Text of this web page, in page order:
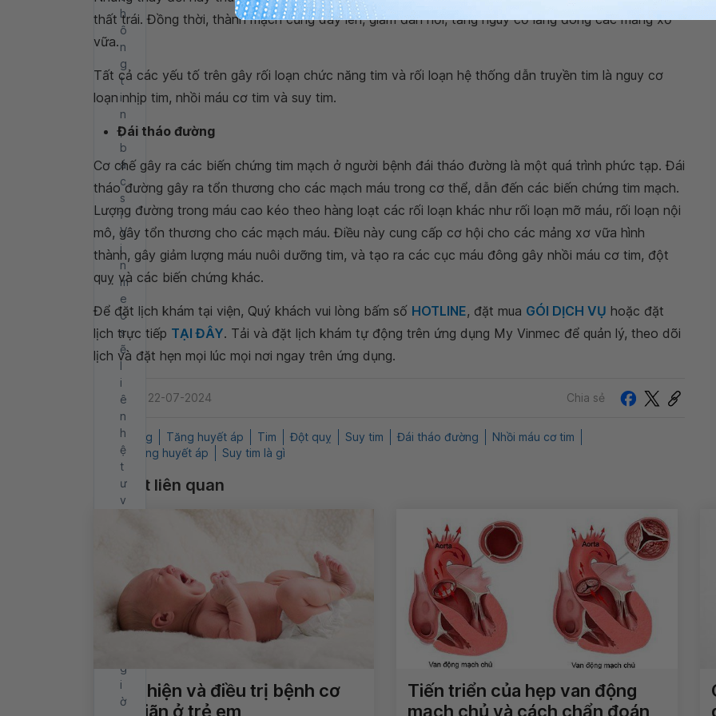
h
ô
n
g
t
i
n
,
b
á
c
s
ĩ
V
i
n
m
e
c
s
ẽ
l
i
ê
n
h
ệ
t
ư
v
o
n
2
g
i
ờ
thất trái. Đồng thời, thành mạch cũng dày lên, giảm đàn hồi, tăng nguy cơ lắng đong các mảng xơ
vữa.
Tất cả các yếu tố trên gây rối loạn chức năng tim và rối loạn hệ thống dẫn truyền tim là nguy cơ
loạn nhịp tim, nhồi máu cơ tim và suy tim.
Đái tháo đường
Cơ chế gây ra các biến chứng tim mạch ở người bệnh đái tháo đường là một quá trình phức tạp. Đái
tháo đường gây ra tổn thương cho các mạch máu trong cơ thể, dẫn đến các biến chứng tim mạch.
Lượng đường trong máu cao kéo theo hàng loạt các rối loạn khác như rối loạn mỡ máu, rối loạn nội
mô, gây tổn thương cho các mạch máu. Điều này cung cấp cơ hội cho các mảng xơ vữa hình
thành, gây giảm lượng máu nuôi dưỡng tim, và tạo ra các cục máu đông gây nhồi máu cơ tim, đột
quỵ và các biến chứng khác.
Để đặt lịch khám tại viện, Quý khách vui lòng bấm số HOTLINE, đặt mua GÓI DỊCH VỤ hoặc đặt
lịch trực tiếp TẠI ĐÂY. Tải và đặt lịch khám tự động trên ứng dụng My Vinmec để quản lý, theo dõi
lịch và đặt hẹn mọi lúc mọi nơi ngay trên ứng dụng.
Cập nhật: 22-07-2024 Chia sẻ
Biến chứng Tăng huyết áp Tim Đột quỵ Suy tim Đái tháo đường
Nhồi máu cơ tim
Bệnh lý tăng huyết áp
Suy tim là gì
Bài viết liên quan
Phát hiện và điều trị bệnh cơ
tim giãn ở trẻ em
Tiến triển của hẹp van động
mạch chủ và cách chẩn đoán